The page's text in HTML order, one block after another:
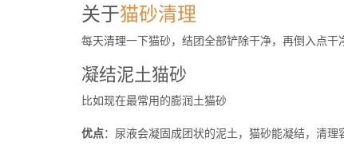
关于猫砂清理
每天清理一下猫砂，结团全部铲除干净，再倒入点干
凝结泥土猫砂
比如现在最常用的膨润土猫砂
优点：尿液会凝固成团状的泥土，猫砂能凝结，清理